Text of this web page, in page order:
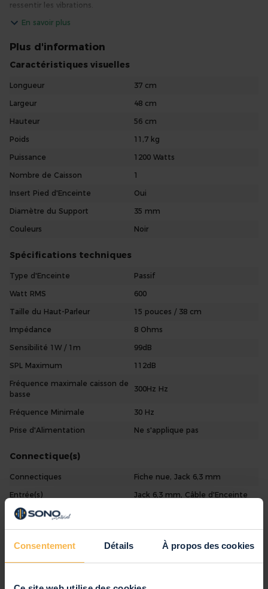
Consentement Détails À propos des cookies
ressentir les vibrations.
En savoir plus
Plus d'information
Caractéristiques visuelles
Longueur
37 cm
Largeur
48 cm
Hauteur
56 cm
Poids
11,7 kg
Puissance
1200 Watts
Nombre de Caisson
1
Insert Pied d'Enceinte
Oui
Diamètre du Support
35 mm
Couleurs
Noir
Spécifications techniques
Type d'Enceinte
Passif
Watt RMS
600
Taille du Haut-Parleur
15 pouces / 38 cm
Impédance
8 Ohms
Sensibilité 1W / 1m
99dB
SPL Maximum
112dB
Fréquence maximale caisson de
basse
300Hz Hz
Fréquence Minimale
30 Hz
Prise d'Alimentation
Ne s'applique pas
Connectique(s)
Connectiques
Fiche nue, Jack 6,3 mm
Entrée(s)
Jack 6,3 mm, Câble d'Enceinte
Sortie(s)